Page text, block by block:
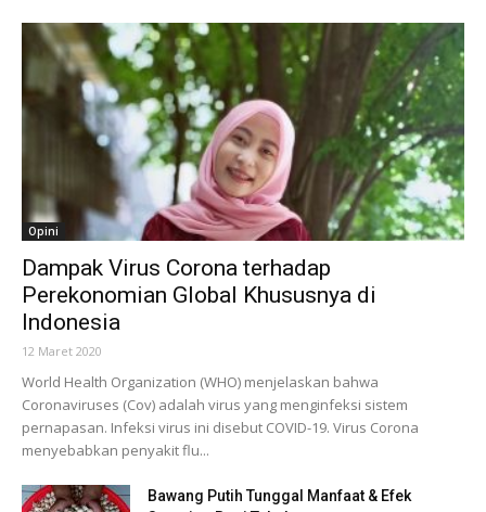
Opini
Dampak Virus Corona terhadap
Perekonomian Global Khususnya di
Indonesia
12 Maret 2020
World Health Organization (WHO) menjelaskan bahwa
Coronaviruses (Cov) adalah virus yang menginfeksi sistem
pernapasan. Infeksi virus ini disebut COVID-19. Virus Corona
menyebabkan penyakit flu...
Bawang Putih Tunggal Manfaat & Efek